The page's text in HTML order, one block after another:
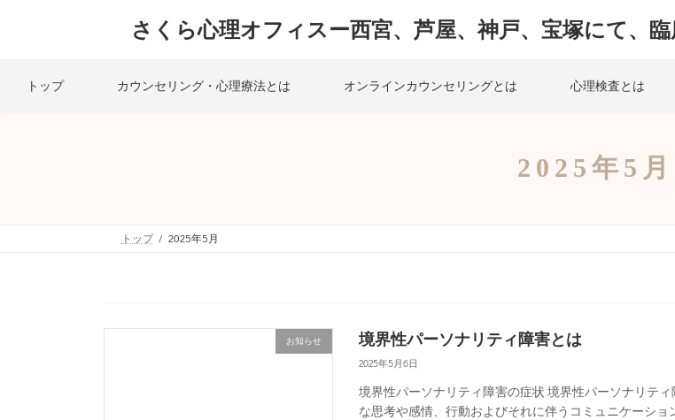
さくら心理オフィスー西宮、芦屋、神戸、宝塚にて、
トップ カウンセリング・心理療法とは オンラインカウンセリングとは 心理検査とは
2025年5月
トップ 2025年5月
お知らせ 境界性パーソナリティ障害とは
2025年5月6日
境界性パーソナリティ障害の症状 境界性パーソナリテ
な思考や感情、行動およびそれに伴うコミュニケーショ